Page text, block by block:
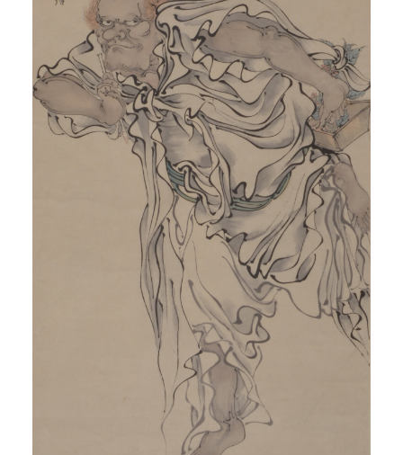
快捷登录 帐号密码登录
发送验证码
手机号码将作为您的登录账号
登录
可使用雅昌艺术网会员账户登录